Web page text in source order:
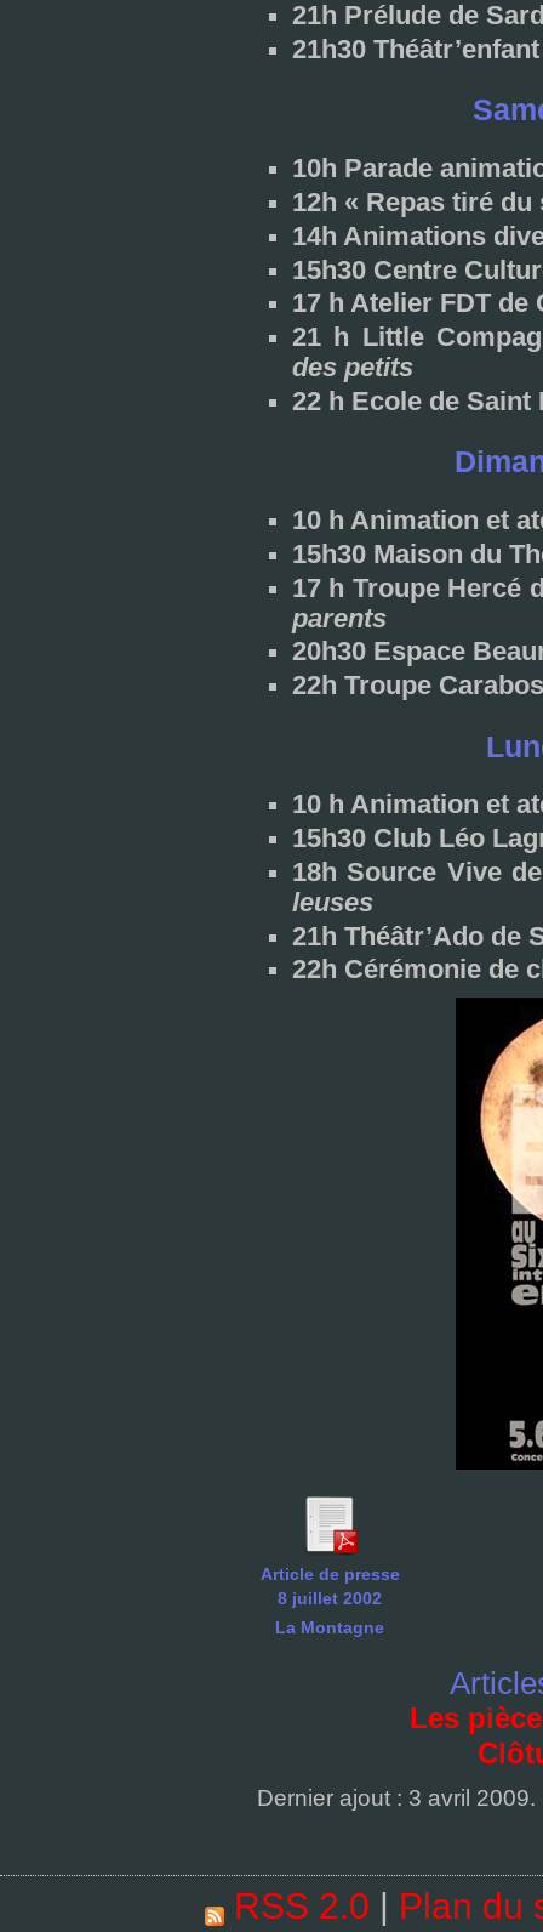
21h Prélude de
21h30
10h Parade
12h « Repas tiré du
14h Animations
15h30 Centre
17 h Atelier FDT de
21 h Little
des petits
22 h Ecole de
10 h Animation et
15h30 Maison du
17 h Troupe Hercé
parents
20h30 Espace
22h Troupe
10 h Animation et
15h30 Club Léo
18h Source Vive
leu­ses
21h Théâtr’Ado de
22h Cérémonie de
Article de presse
8 juillet 2002
La Montagne
Les
Dernier ajout : 3 avril 2009.
RSS 2.0
Plan du